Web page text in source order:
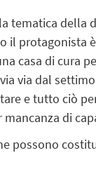
tematica della
il protagonista
casa di cura
via dal
e tutto ciò
di
possono